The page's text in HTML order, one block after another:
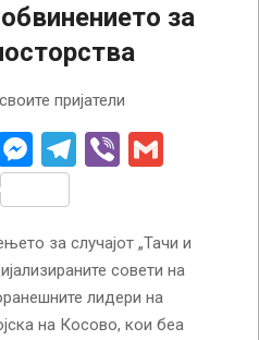
за
пријатели
Messenger
Telegram
Viber
за случајот „Тачи и
совети на
лидери на
на Косово, кои беа